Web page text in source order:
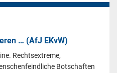
… (AfJ EKvW)
Rechtsextreme,
Botschaften